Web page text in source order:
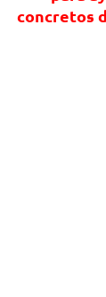
concretos